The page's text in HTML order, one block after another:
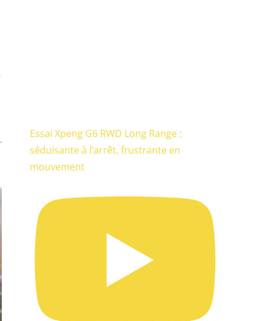
Essai Xpeng G6 RWD Long Range :
séduisante à l’arrêt, frustrante en
mouvement